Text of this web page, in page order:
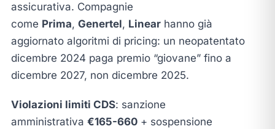
assicurativa. Compagnie
come Prima, Genertel, Linearhanno già
aggiornato algoritmi di pricing: un neopatentato
dicembre 2024 paga premio “giovane” fino a
dicembre 2027, non dicembre 2025.
Violazioni limiti CDS: sanzione
amministrativa €165-660+ sospensione